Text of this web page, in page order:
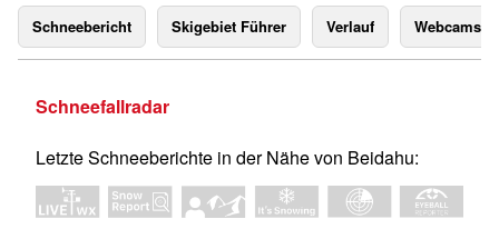
Schneebericht Skigebiet Führer Verlauf Webcams
Schneefallradar
Letzte Schneeberichte in der Nähe von Beidahu: